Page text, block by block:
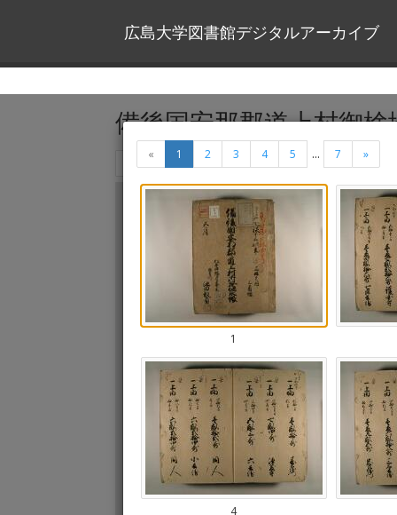
広島大学図書館デジタルアーカイブ